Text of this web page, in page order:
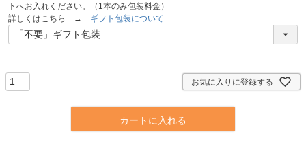
トへお入れください。（1本のみ包装料金）
詳しくはこちら → ギフト包装について
お気に入りに登録する
カートに入れる